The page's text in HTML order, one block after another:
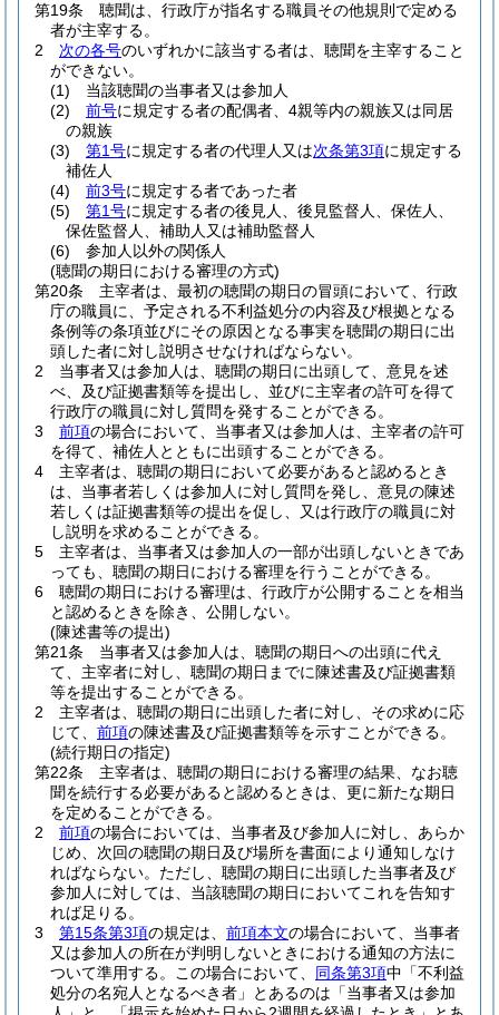
第19条
聴聞は、行政庁が指名する職員その他規則で定める
者が主宰する。
2
次の各号のいずれかに該当する者は、聴聞を主宰すること
ができない。
(1)
当該聴聞の当事者又は参加人
(2)
前号に規定する者の配偶者、4親等内の親族又は同居
の親族
(3)
第1号に規定する者の代理人又は次条第3項に規定する
補佐人
(4)
前3号に規定する者であった者
(5)
第1号に規定する者の後見人、後見監督人、保佐人、
保佐監督人、補助人又は補助監督人
(6)
参加人以外の関係人
(聴聞の期日における審理の方式)
第20条
主宰者は、最初の聴聞の期日の冒頭において、行政
庁の職員に、予定される不利益処分の内容及び根拠となる
条例等の条項並びにその原因となる事実を聴聞の期日に出
頭した者に対し説明させなければならない。
2
当事者又は参加人は、聴聞の期日に出頭して、意見を述
べ、及び証拠書類等を提出し、並びに主宰者の許可を得て
行政庁の職員に対し質問を発することができる。
3
前項の場合において、当事者又は参加人は、主宰者の許可
を得て、補佐人とともに出頭することができる。
4
主宰者は、聴聞の期日において必要があると認めるとき
は、当事者若しくは参加人に対し質問を発し、意見の陳述
若しくは証拠書類等の提出を促し、又は行政庁の職員に対
し説明を求めることができる。
5
主宰者は、当事者又は参加人の一部が出頭しないときであ
っても、聴聞の期日における審理を行うことができる。
6
聴聞の期日における審理は、行政庁が公開することを相当
と認めるときを除き、公開しない。
(陳述書等の提出)
第21条
当事者又は参加人は、聴聞の期日への出頭に代え
て、主宰者に対し、聴聞の期日までに陳述書及び証拠書類
等を提出することができる。
2
主宰者は、聴聞の期日に出頭した者に対し、その求めに応
じて、 前項の陳述書及び証拠書類等を示すことができる。
(続行期日の指定)
第22条
主宰者は、聴聞の期日における審理の結果、なお聴
聞を続行する必要があると認めるときは、更に新たな期日
を定めることができる。
2
前項の場合においては、当事者及び参加人に対し、あらか
じめ、次回の聴聞の期日及び場所を書面により通知しなけ
ればならない。 ただし、聴聞の期日に出頭した当事者及び
参加人に対しては、当該聴聞の期日においてこれを告知す
れば足りる。
3
第15条第3項の規定は、 前項本文の場合において、当事者
又は参加人の所在が判明しないときにおける通知の方法に
ついて準用する。
この場合において、 同条第3項中「不利益
処分の名宛人となるべき者」とあるのは「当事者又は参加